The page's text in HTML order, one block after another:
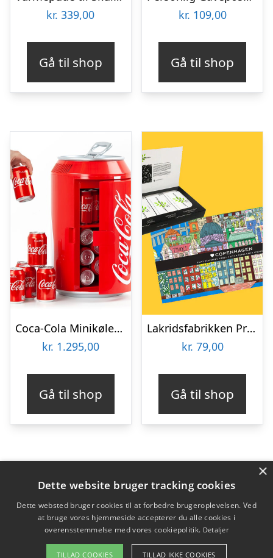
kr. 339,00
Gå til shop
kr. 109,00
Gå til shop
Coca-Cola Minikøleskab
kr. 1.295,00
Gå til shop
Lakridsfabrikken Premiumlakrids – Copenhagen
kr. 79,00
Gå til shop
Varekategorier
Produkter
×
Dette website bruger tracking cookies
Dette websted bruger cookies til at forbedre brugeroplevelsen. Ved
at bruge vores hjemmeside accepterer du alle cookies i
overensstemmelse med vores cookiepolitik. Detaljer
TILLAD COOKIES TILLAD IKKE COOKIES